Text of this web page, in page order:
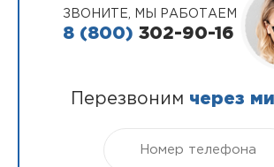
ЗВОНИТЕ, МЫ РАБОТАЕМ
8 (800) 302-90-16
Перезвоним через